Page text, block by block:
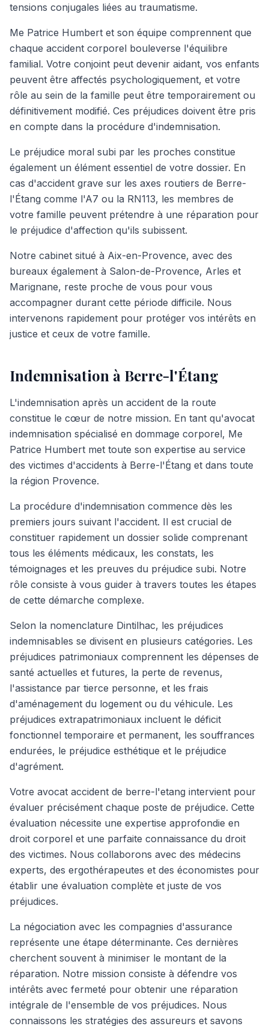
tensions conjugales liées au traumatisme.
Me Patrice Humbert et son équipe comprennent que
chaque accident corporel bouleverse l'équilibre
familial. Votre conjoint peut devenir aidant, vos enfants
peuvent être affectés psychologiquement, et votre
rôle au sein de la famille peut être temporairement ou
définitivement modifié. Ces préjudices doivent être pris
en compte dans la procédure d'indemnisation.
Le préjudice moral subi par les proches constitue
également un élément essentiel de votre dossier. En
cas d'accident grave sur les axes routiers de Berre-
l'Étang comme l'A7 ou la RN113, les membres de
votre famille peuvent prétendre à une réparation pour
le préjudice d'affection qu'ils subissent.
Notre cabinet situé à Aix-en-Provence, avec des
bureaux également à Salon-de-Provence, Arles et
Marignane, reste proche de vous pour vous
accompagner durant cette période difficile. Nous
intervenons rapidement pour protéger vos intérêts en
justice et ceux de votre famille.
Indemnisation à Berre-l'Étang
L'indemnisation après un accident de la route
constitue le cœur de notre mission. En tant qu'avocat
indemnisation spécialisé en dommage corporel, Me
Patrice Humbert met toute son expertise au service
des victimes d'accidents à Berre-l'Étang et dans toute
la région Provence.
La procédure d'indemnisation commence dès les
premiers jours suivant l'accident. Il est crucial de
constituer rapidement un dossier solide comprenant
tous les éléments médicaux, les constats, les
témoignages et les preuves du préjudice subi. Notre
rôle consiste à vous guider à travers toutes les étapes
de cette démarche complexe.
Selon la nomenclature Dintilhac, les préjudices
indemnisables se divisent en plusieurs catégories. Les
préjudices patrimoniaux comprennent les dépenses de
santé actuelles et futures, la perte de revenus,
l'assistance par tierce personne, et les frais
d'aménagement du logement ou du véhicule. Les
préjudices extrapatrimoniaux incluent le déficit
fonctionnel temporaire et permanent, les souffrances
endurées, le préjudice esthétique et le préjudice
d'agrément.
Votre avocat accident de berre-l'etang intervient pour
évaluer précisément chaque poste de préjudice. Cette
évaluation nécessite une expertise approfondie en
droit corporel et une parfaite connaissance du droit
des victimes. Nous collaborons avec des médecins
experts, des ergothérapeutes et des économistes pour
établir une évaluation complète et juste de vos
préjudices.
La négociation avec les compagnies d'assurance
représente une étape déterminante. Ces dernières
cherchent souvent à minimiser le montant de la
réparation. Notre mission consiste à défendre vos
intérêts avec fermeté pour obtenir une réparation
intégrale de l'ensemble de vos préjudices. Nous
connaissons les stratégies des assureurs et savons